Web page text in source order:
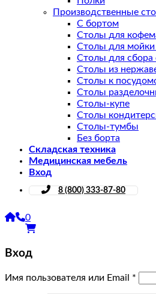
Производственные
С бортом
Столы для
Столы для
Столы для сбора
Столы из
Столы к
Столы
Столы-купе
Столы
Столы-тумбы
Без борта
Складская техника
Медицинская мебель
Вход
8 (800) 333-87-80
0
Вход
Имя пользователя или Email *